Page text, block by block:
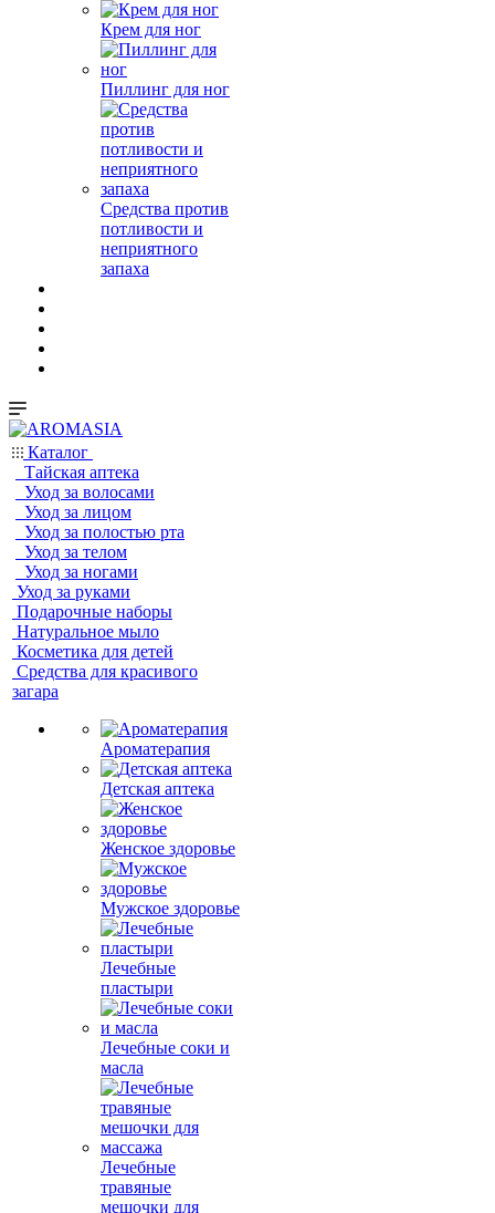
Крем для ног
Пиллинг для ног
Средства против
потливости и
неприятного
запаха
Каталог
Тайская аптека
Уход за волосами
Уход за лицом
Уход за полостью рта
Уход за телом
Уход за ногами
Уход за руками
Подарочные наборы
Натуральное мыло
Косметика для детей
Средства для красивого
загара
Ароматерапия
Детская аптека
Женское здоровье
Мужское здоровье
Лечебные
пластыри
Лечебные соки и
масла
Лечебные
травяные
мешочки для